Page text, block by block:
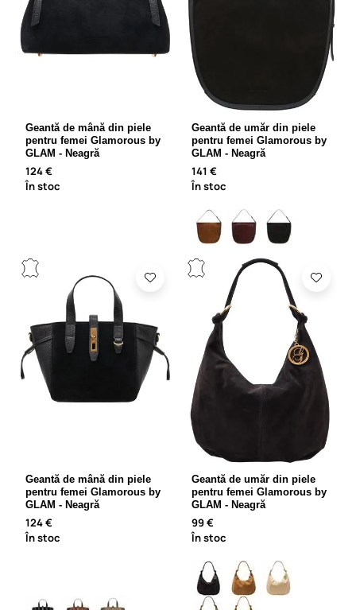
Geantă de mână din piele
pentru femei Glamorous by
GLAM - Neagră
124 €
În stoc
Geantă de umăr din piele
pentru femei Glamorous by
GLAM - Neagră
141 €
În stoc
Geantă de mână din piele
pentru femei Glamorous by
GLAM - Neagră
124 €
În stoc
Geantă de umăr din piele
pentru femei Glamorous by
GLAM - Neagră
99 €
În stoc